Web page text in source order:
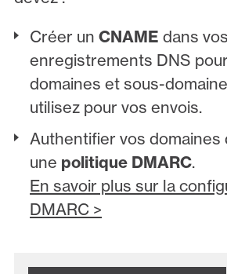
Créer unCNAMEdans vos
enregistrements DNS
domaines et sous-
utilisez pour vos envois.
Authentifier vos domaines
une politique DMARC.
En savoir plus sur la
DMARC >